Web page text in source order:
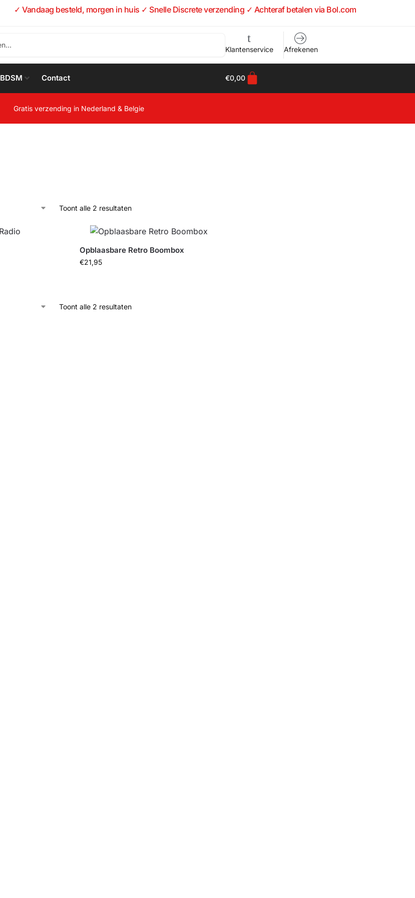
✓ Vandaag besteld, morgen in huis ✓ Snelle Discrete verzending ✓ Achteraf betalen via Bol.com
Klantenservice Afrekenen
BDSM Contact €0,00
Gratis verzending in Nederland & Belgie
Toont alle 2 resultaten
Opblaasbare Retro Boombox
€21,95
Toont alle 2 resultaten